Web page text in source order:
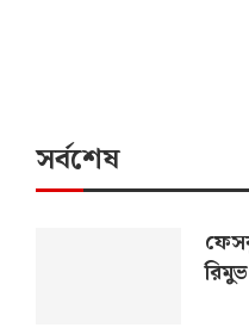
সর্বশেষ